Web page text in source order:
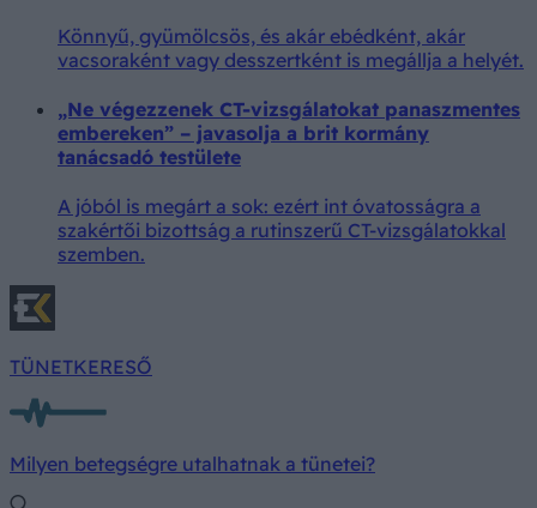
Könnyű, gyümölcsös, és akár ebédként, akár
vacsoraként vagy desszertként is megállja a helyét.
„Ne végezzenek CT-vizsgálatokat panaszmentes
embereken” – javasolja a brit kormány
tanácsadó testülete
A jóból is megárt a sok: ezért int óvatosságra a
szakértői bizottság a rutinszerű CT-vizsgálatokkal
szemben.
TÜNETKERESŐ
Milyen betegségre utalhatnak a tünetei?